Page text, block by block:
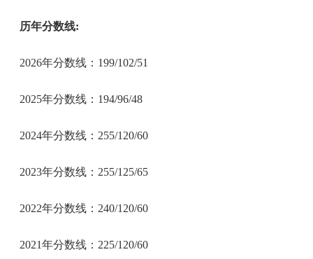
历年分数线:
2026年分数线：199/102/51
2025年分数线：194/96/48
2024年分数线：255/120/60
2023年分数线：255/125/65
2022年分数线：240/120/60
2021年分数线：225/120/60